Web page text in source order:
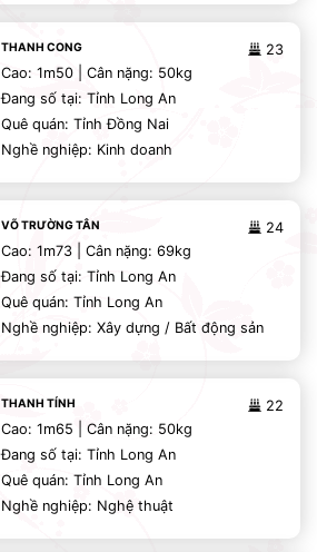
23
THANH CONG
Cao: 1m50 | Cân nặng: 50kg
Đang số tại: Tỉnh Long An
Quê quán: Tỉnh Đồng Nai
Nghề nghiệp: Kinh doanh
24
VÕ TRƯỜNG TÂN
Cao: 1m73 | Cân nặng: 69kg
Đang số tại: Tỉnh Long An
Quê quán: Tỉnh Long An
Nghề nghiệp: Xây dựng / Bất động sản
22
THANH TÍNH
Cao: 1m65 | Cân nặng: 50kg
Đang số tại: Tỉnh Long An
Quê quán: Tỉnh Long An
Nghề nghiệp: Nghệ thuật